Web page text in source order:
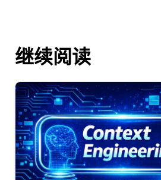
继续阅读